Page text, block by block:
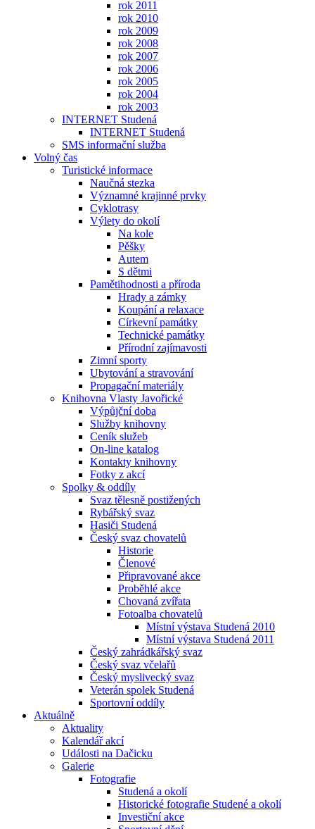
rok 2011
rok 2010
rok 2009
rok 2008
rok 2007
rok 2006
rok 2005
rok 2004
rok 2003
INTERNET Studená
INTERNET Studená
SMS informační služba
Volný čas
Turistické informace
Naučná stezka
Významné krajinné prvky
Cyklotrasy
Výlety do okolí
Na kole
Pěšky
Autem
S dětmi
Pamětihodnosti a příroda
Hrady a zámky
Koupání a relaxace
Církevní památky
Technické památky
Přírodní zajímavosti
Zimní sporty
Ubytování a stravování
Propagační materiály
Knihovna Vlasty Javořické
Výpůjční doba
Služby knihovny
Ceník služeb
On-line katalog
Kontakty knihovny
Fotky z akcí
Spolky & oddíly
Svaz tělesně postižených
Rybářský svaz
Hasiči Studená
Český svaz chovatelů
Historie
Členové
Připravované akce
Proběhlé akce
Chovaná zvířata
Fotoalba chovatelů
Místní výstava Studená 2010
Místní výstava Studená 2011
Český zahrádkářský svaz
Český svaz včelařů
Český myslivecký svaz
Veterán spolek Studená
Sportovní oddíly
Aktuálně
Aktuality
Kalendář akcí
Události na Dačicku
Galerie
Fotografie
Studená a okolí
Historické fotografie Studené a okolí
Investiční akce